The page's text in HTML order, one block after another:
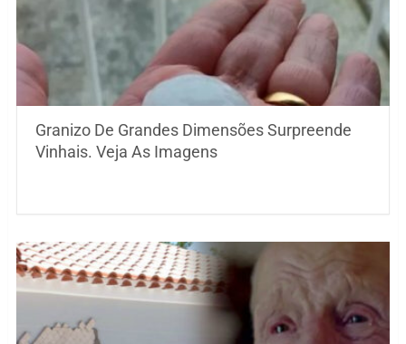
Granizo De Grandes Dimensões Surpreende
Vinhais. Veja As Imagens